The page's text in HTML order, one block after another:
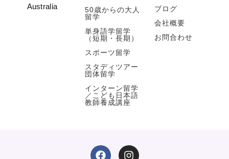
Australia
50歳からの大人
留学
単身語学留学
（短期・長期）
スポーツ留学
スタディツアー
団体留学
インターン留学
／こども日本語
教師養成講座
ブログ
会社概要
お問合わせ
F
I